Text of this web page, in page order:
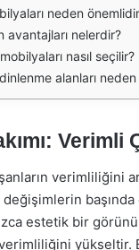
neden
avantajları nelerdir?
nasıl seçilir?
alanları
Verimli
başında
estetik bir
yükseltir.